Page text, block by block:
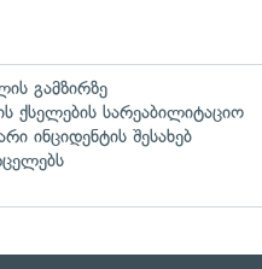
გამზირზე
ქსელების სარეაბილიტაციო
ინციდენტის შესახებ